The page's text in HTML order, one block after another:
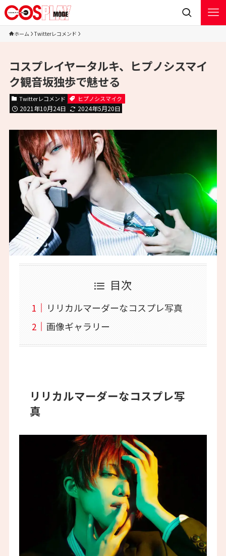
ホーム Twitterレコメンド
コスプレイヤータルキ、ヒプノシスマイ
ク観音坂独歩で魅せる
Twitterレコメンド ヒプノシスマイク
2021年10月24日 2024年5月20日
目次
リリカルマーダーなコスプレ写真
画像ギャラリー
リリカルマーダーなコスプレ写
真